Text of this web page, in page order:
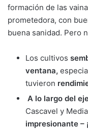
formación de las
prometedora, con
buena sanidad. Pero
Los cultivos
ventana,
tuvieron
A lo largo del
Cascavel y
impresionante –